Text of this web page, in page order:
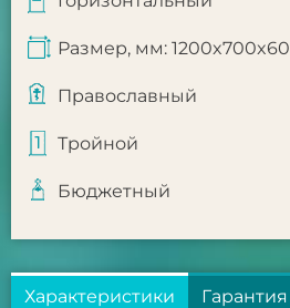
Размер, мм: 1200x700x60
Православный
Тройной
Бюджетный
Характеристики Гарантия